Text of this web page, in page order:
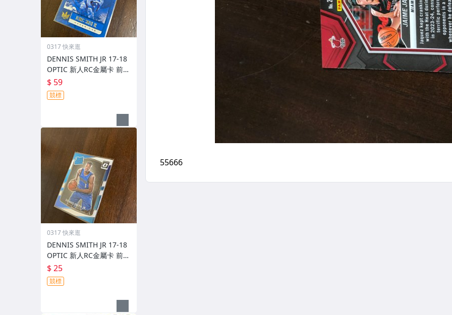
0317 快來逛
DENNIS SMITH JR 17-18
OPTIC 新人RC金屬卡 前後
圖
$ 59
競標
0317 快來逛
DENNIS SMITH JR 17-18
OPTIC 新人RC金屬卡 前後
圖
$ 25
競標